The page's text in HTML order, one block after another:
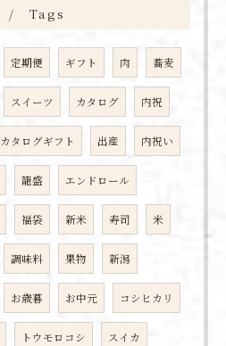
Tags
定期便 ギフト 肉 蕎麦
スイーツ カタログ 内祝
カタログギフト 出産 内祝い
籠盛 エンドロール
福袋 新米 寿司 米
調味料 果物 新潟
お歳暮 お中元 コシヒカリ
トウモロコシ スイカ